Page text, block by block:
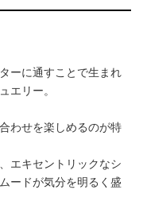
ーに通すことで生まれ
エリー。
わせを楽しめるのが特
エキセントリックなシ
ードが気分を明るく盛